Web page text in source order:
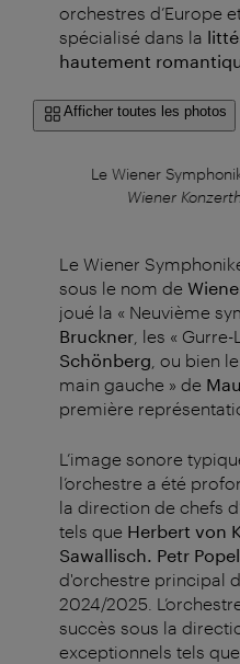
orchestres d’Europe
spécialisé dans la
hautement
Afficher toutes les photos
Le Wiener
Wiener
Le Wiener
sous le nom de
joué la « Neuvième
Bruckner , les «
Schönberg , ou bien
main gauche » de
première
L’image sonore
l’orchestre a été
la direction de chefs
tels que Herbert von
Sawallisch. Petr
d'orchestre principal
2024/2025.
succès sous la
exceptionnels tels